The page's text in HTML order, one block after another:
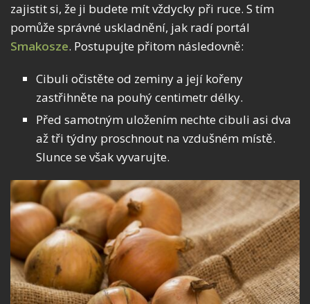
zajistit si, že ji budete mít vždycky při ruce. S tím
pomůže správné uskladnění, jak radí portál
Smakosze. Postupujte přitom následovně:
Cibuli očistěte od zeminy a její kořeny
zastřihněte na pouhý centimetr délky.
Před samotným uložením nechte cibuli asi dva
až tři týdny proschnout na vzdušném místě.
Slunce se však vyvarujte.